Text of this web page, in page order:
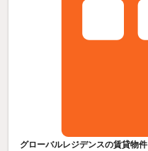
グローバルレジデンスの賃貸物件